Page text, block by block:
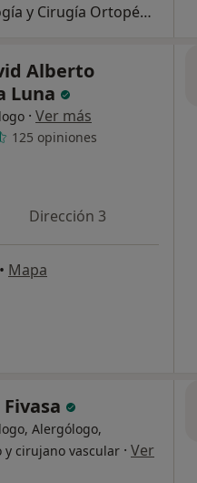
Primera visita Traumatología y Cirugía Ortopédica
Alberto
Luna
· Ver más
125 opiniones
Dirección 3
• Mapa
Alergólogo,
y cirujano vascular · Ver